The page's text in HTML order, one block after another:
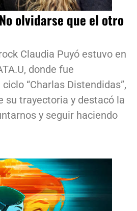
olvidarse que el otro
Claudia Puyó estuvo en
donde fue
“Charlas Distendidas”,
su trayectoria y destacó la
y seguir haciendo